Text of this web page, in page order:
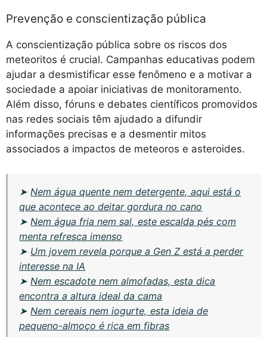
Prevenção e conscientização pública
A conscientização pública sobre os riscos dos
meteoritos é crucial. Campanhas educativas podem
ajudar a desmistificar esse fenômeno e a motivar a
sociedade a apoiar iniciativas de monitoramento.
Além disso, fóruns e debates científicos promovidos
nas redes sociais têm ajudado a difundir
informações precisas e a desmentir mitos
associados a impactos de meteoros e asteroides.
➤ Nem água quente nem detergente, aqui está o
que acontece ao deitar gordura no cano
➤ Nem água fria nem sal, este escalda pés com
menta refresca imenso
➤ Um jovem revela porque a Gen Z está a perder
interesse na IA
➤ Nem escadote nem almofadas, esta dica
encontra a altura ideal da cama
➤ Nem cereais nem iogurte, esta ideia de
pequeno-almoço é rica em fibras